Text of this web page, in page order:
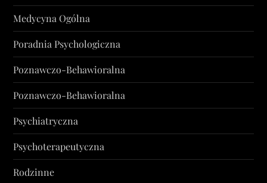
Medycyna Ogólna
Poradnia Psychologiczna
Poznawczo-Behawioralna
Poznawczo-Behawioralna
Psychiatryczna
Psychoterapeutyczna
Rodzinne